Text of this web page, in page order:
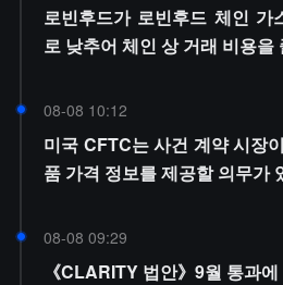
로빈후드가 로빈후드 체인 가
로 낮추어 체인 상 거래 비용을
08-08 10:12
미국 CFTC는 사건 계약 시장
품 가격 정보를 제공할 의무가
08-08 09:29
《CLARITY 법안》9월 통과